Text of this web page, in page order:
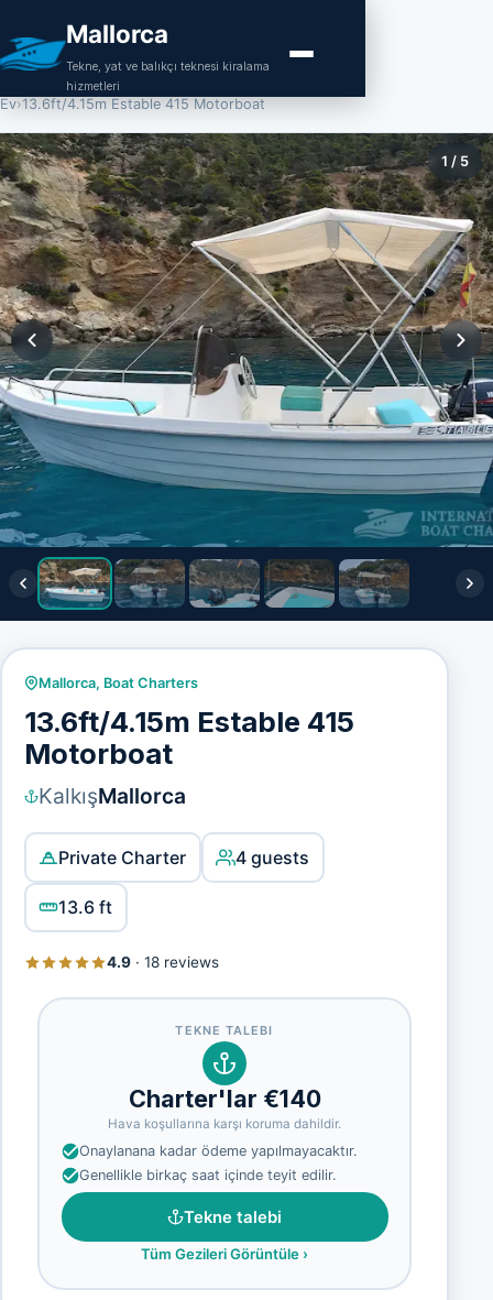
Mallorca
Tekne, yat ve balıkçı teknesi kiralama
hizmetleri
Ev›13.6ft/4.15m Estable 415 Motorboat
1 / 5
Mallorca, Boat Charters
13.6ft/4.15m Estable 415
Motorboat
KalkışMallorca
Private Charter 4 guests
13.6 ft
4.9· 18 reviews
TEKNE TALEBI
Charter'lar €140
Hava koşullarına karşı koruma dahildir.
Onaylanana kadar ödeme yapılmayacaktır.
Genellikle birkaç saat içinde teyit edilir.
Tekne talebi
Tüm Gezileri Görüntüle ›